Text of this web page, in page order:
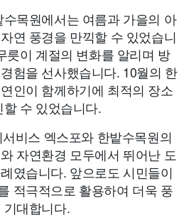
목원에서는 여름과 가을의 아
연 풍경을 만끽할 수 있었습니
릇이 계절의 변화를 알리며 방
험을 선사했습니다. 10월의 한
인이 함께하기에 최적의 장소
수 있었습니다.
비스 엑스포와 한밭수목원의
자연환경 모두에서 뛰어난 도
였습니다. 앞으로도 시민들이
적극적으로 활용하여 더욱 풍
기대합니다.